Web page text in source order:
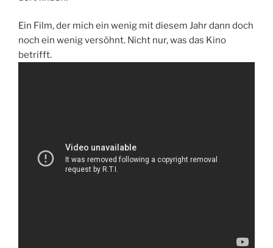
Ein Film, der mich ein wenig mit diesem Jahr dann doch
noch ein wenig versöhnt. Nicht nur, was das Kino
betrifft.